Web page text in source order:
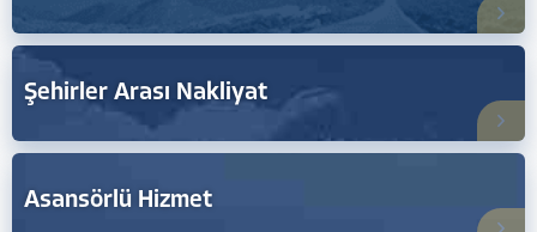
Şehirler Arası Nakliyat
Asansörlü Hizmet